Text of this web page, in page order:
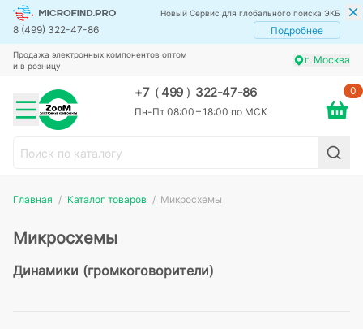
Новый Сервис для глобального поиска ЭКБ
8 (499) 322-47-86 Подробнее
Продажа электронных компонентов оптом
и в розницу
г. Москва
+7 (499 ) 322-47-86
Пн-Пт 08:00 – 18:00 по МСК
0
Главная Каталог товаров Микросхемы
Микросхемы
Динамики (громкоговорители)